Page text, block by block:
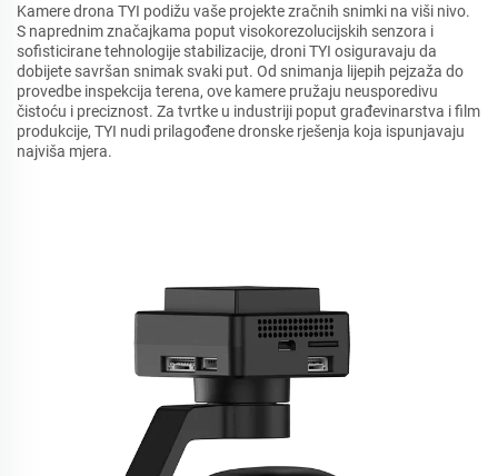
Kamere drona TYI podižu vaše projekte zračnih snimki na viši nivo.
S naprednim značajkama poput visokorezolucijskih senzora i
sofisticirane tehnologije stabilizacije, droni TYI osiguravaju da
dobijete savršan snimak svaki put. Od snimanja lijepih pejzaža do
provedbe inspekcija terena, ove kamere pružaju neusporedivu
čistoću i preciznost. Za tvrtke u industriji poput građevinarstva i film
produkcije, TYI nudi prilagođene dronske rješenja koja ispunjavaju
najviša mjera.